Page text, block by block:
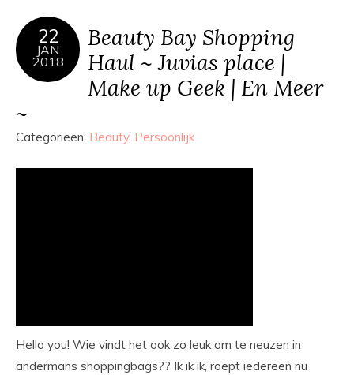
22
JAN
2018
Beauty Bay Shopping
Haul ~ Juvias place |
Make up Geek | En Meer
~
Categorieën: Beauty, Persoonlijk
Hello you! Wie vindt het ook zo leuk om te neuzen in
andermans shoppingbags?? Ik ik ik, roept iedereen nu